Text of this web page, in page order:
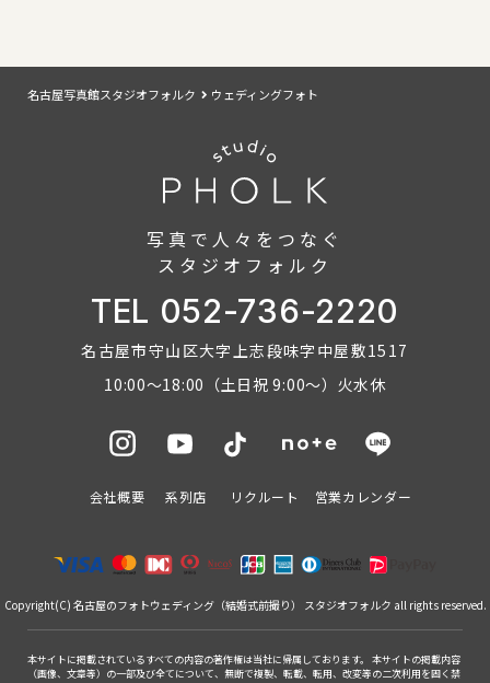
名古屋写真館スタジオフォルク ウェディングフォト
写真で人々をつなぐ
スタジオフォルク
TEL 052-736-2220
名古屋市守山区大字上志段味字中屋敷1517
10:00～18:00（土日祝 9:00～）火水休
会社概要 系列店 リクルート 営業カレンダー
Copyright(C) 名古屋のフォトウェディング（結婚式前撮り） スタジオフォルク all rights reserved.
本サイトに掲載されているすべての内容の著作権は当社に帰属しております。 本サイトの掲載内容
（画像、文章等）の一部及び全てについて、無断で複製、転載、転用、改変等の二次利用を固く禁